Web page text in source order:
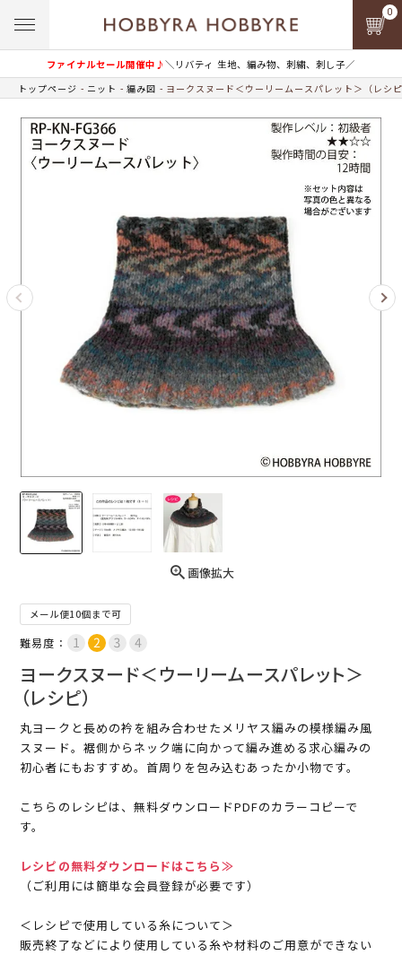
ファイナルセール開催中♪＼リバティ 生地、編み物、刺繍、刺し子／
0
トップページ ニット 編み図 ヨークスヌード＜ウーリームースパレット＞（レシ
画像拡大
メール便10個まで可
難易度：
ヨークスヌード＜ウーリームースパレット＞
（レシピ）
丸ヨークと長めの衿を組み合わせたメリヤス編みの模様編み風
スヌード。裾側からネック端に向かって編み進める求心編みの
初心者にもおすすめ。首周りを包み込むあったか小物です。
こちらのレシピは、無料ダウンロードPDFのカラーコピーで
す。
レシピの無料ダウンロードはこちら≫
（ご利用には簡単な会員登録が必要です）
＜レシピで使用している糸について＞
販売終了などにより使用している糸や材料のご用意ができない